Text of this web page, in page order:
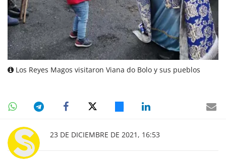
Los Reyes Magos visitaron Viana do Bolo y sus pueblos
23 DE DICIEMBRE DE 2021, 16:53